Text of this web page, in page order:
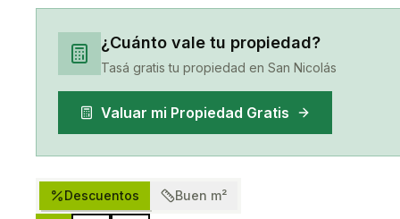
¿Cuánto vale tu propiedad?
Tasá gratis tu propiedad en San Nicolás
Valuar mi Propiedad Gratis
Descuentos Buen m²